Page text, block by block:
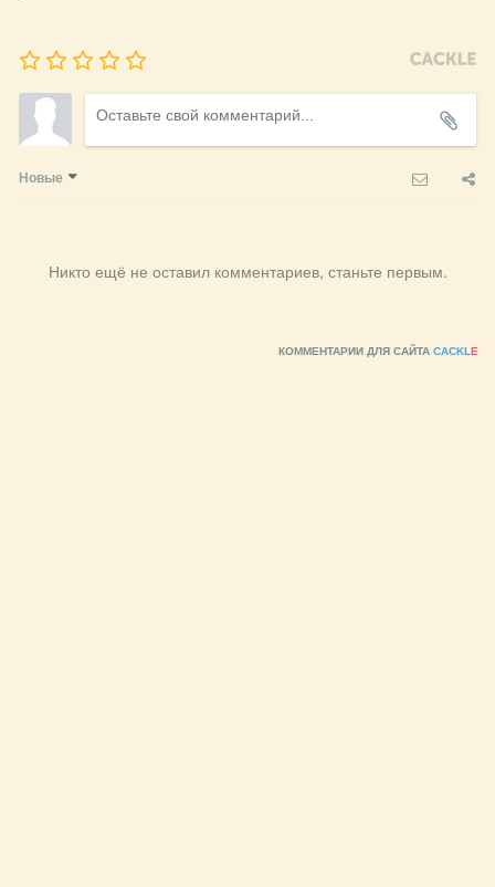
Новые
Никто ещё не оставил комментариев, станьте первым.
КОММЕНТАРИИ ДЛЯ САЙТА CACKL E